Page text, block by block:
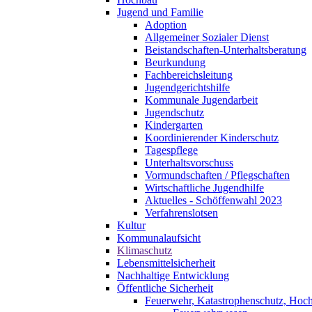
Jugend und Familie
Adoption
Allgemeiner Sozialer Dienst
Beistandschaften-Unterhaltsberatung
Beurkundung
Fachbereichsleitung
Jugendgerichtshilfe
Kommunale Jugendarbeit
Jugendschutz
Kindergarten
Koordinierender Kinderschutz
Tagespflege
Unterhaltsvorschuss
Vormundschaften / Pflegschaften
Wirtschaftliche Jugendhilfe
Aktuelles - Schöffenwahl 2023
Verfahrenslotsen
Kultur
Kommunalaufsicht
Klimaschutz
Lebensmittelsicherheit
Nachhaltige Entwicklung
Öffentliche Sicherheit
Feuerwehr, Katastrophenschutz,